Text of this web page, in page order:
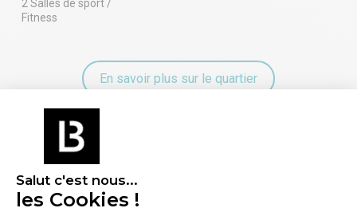
Salut c'est nous...
les Cookies !
2 Salles de sport /
Fitness
En savoir plus sur le quartier
Énergie
Diagnostic de performance énergétique (DPE)